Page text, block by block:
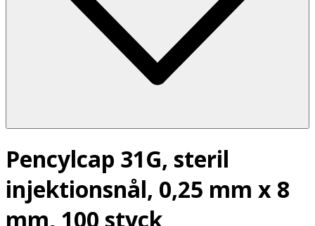
Pencylcap 31G, steril
injektionsnål, 0,25 mm x 8
mm, 100 styck